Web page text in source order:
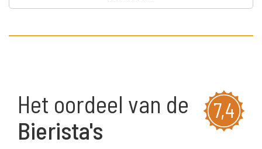
7,4
Het oordeel van de
Bierista's